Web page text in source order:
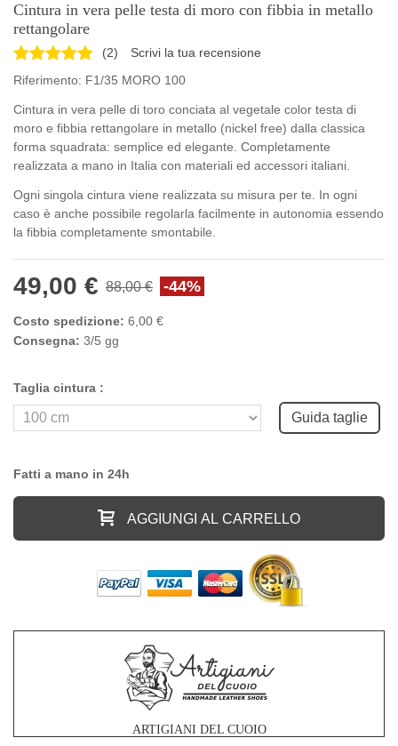
Cintura in vera pelle testa di moro con fibbia in metallo
rettangolare
(2)
Scrivi la tua recensione
Riferimento: F1/35 MORO 100
Cintura in vera pelle di toro conciata al vegetale color testa di
moro e fibbia rettangolare in metallo (nickel free) dalla classica
forma squadrata: semplice ed elegante. Completamente
realizzata a mano in Italia con materiali ed accessori italiani.
Ogni singola cintura viene realizzata su misura per te. In ogni
caso è anche possibile regolarla facilmente in autonomia essendo
la fibbia completamente smontabile.
49,00 € 88,00 € -44%
Costo spedizione: 6,00 €
Consegna: 3/5 gg
Taglia cintura :
Guida taglie
Fatti a mano in 24h
AGGIUNGI AL CARRELLO
ARTIGIANI DEL CUOIO